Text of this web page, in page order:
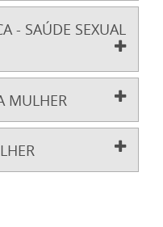
- SAÚDE SEXUAL
MULHER